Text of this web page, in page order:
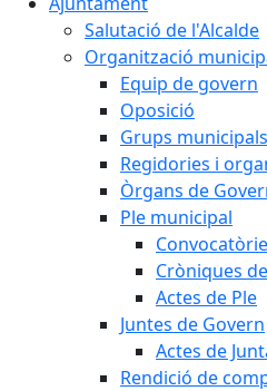
Salutació de l'Alcalde
Organització
Equip de govern
Oposició
Grups municipals
Regidories i
Òrgans de
Ple municipal
Cròniques
Actes de Ple
Juntes de Govern
Actes de
Rendició de